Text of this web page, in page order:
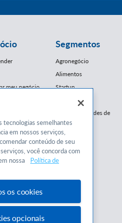
meu negócio
Segmentos
Agronegócio
Alimentos
Startup
E-Commerce
Franquias / Redes de
Cooperação
Moda
Moveleiro
Saúde
Mercopar
tecnologias semelhantes
em nossos serviços,
conteúdo de seu
você concorda com
nossa
Política de
os cookies
opcionais